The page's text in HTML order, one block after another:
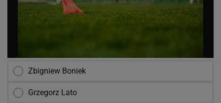
Zbigniew Boniek
Grzegorz Lato